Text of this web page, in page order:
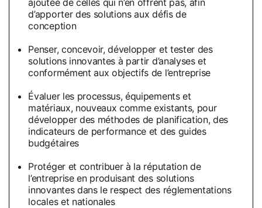
ajoutée de celles qui n’en offrent pas, afin
d’apporter des solutions aux défis de
conception
Penser, concevoir, développer et tester des
solutions innovantes à partir d’analyses et
conformément aux objectifs de l’entreprise
Évaluer les processus, équipements et
matériaux, nouveaux comme existants, pour
développer des méthodes de planification, des
indicateurs de performance et des guides
budgétaires
Protéger et contribuer à la réputation de
l’entreprise en produisant des solutions
innovantes dans le respect des réglementations
locales et nationales